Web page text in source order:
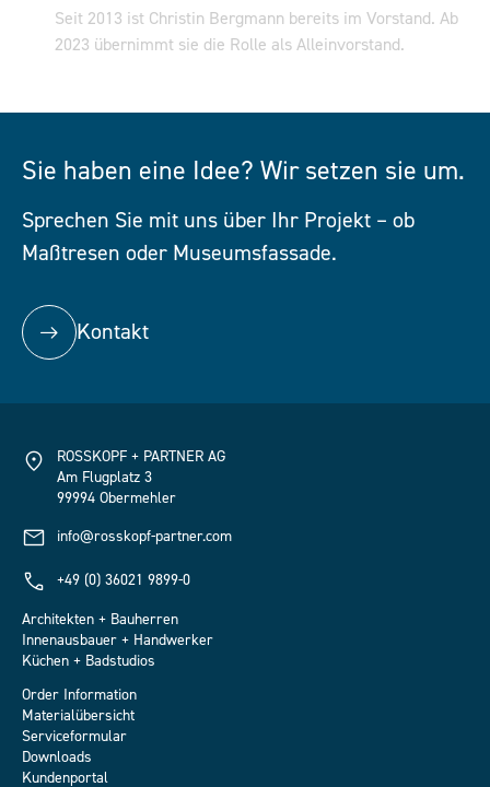
Seit 2013 ist Christin Bergmann bereits im Vorstand. Ab
2023 übernimmt sie die Rolle als Alleinvorstand.
Sie haben eine Idee? Wir setzen sie um.
Sprechen Sie mit uns über Ihr Projekt – ob
Maßtresen oder Museumsfassade.
Kontakt
ROSSKOPF + PARTNER AG
Am Flugplatz 3
99994 Obermehler
info@rosskopf-partner.com
+49 (0) 36021 9899-0
Architekten + Bauherren
Innenausbauer + Handwerker
Küchen + Badstudios
Order Information
Materialübersicht
Serviceformular
Downloads
Kundenportal